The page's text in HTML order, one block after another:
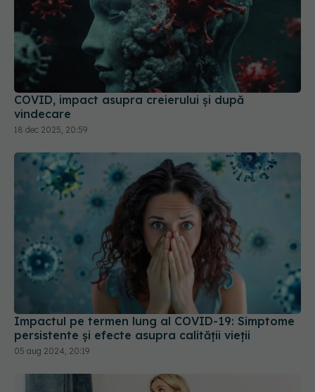
COVID, impact asupra creierului și după
vindecare
18 dec 2025, 20:59
Impactul pe termen lung al COVID-19: Simptome
persistente și efecte asupra calității vieții
05 aug 2024, 20:19